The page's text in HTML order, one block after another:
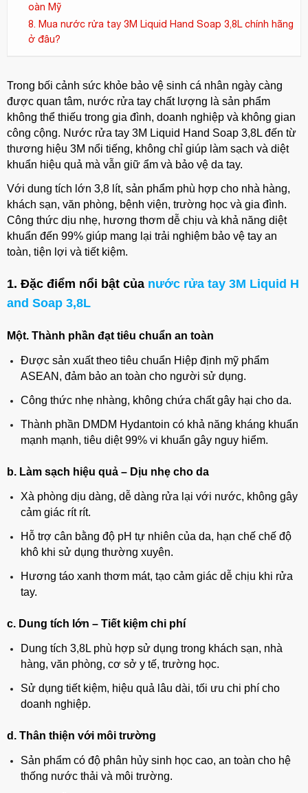
oàn Mỹ
8. Mua nước rửa tay 3M Liquid Hand Soap 3,8L chính hãng
ở đâu?
Trong bối cảnh sức khỏe bảo vệ sinh cá nhân ngày càng
được quan tâm, nước rửa tay chất lượng là sản phẩm
không thể thiếu trong gia đình, doanh nghiệp và không gian
công cộng. Nước rửa tay 3M Liquid Hand Soap 3,8L đến từ
thương hiệu 3M nổi tiếng, không chỉ giúp làm sạch và diệt
khuẩn hiệu quả mà vẫn giữ ẩm và bảo vệ da tay.
Với dung tích lớn 3,8 lít, sản phẩm phù hợp cho nhà hàng,
khách sạn, văn phòng, bệnh viện, trường học và gia đình.
Công thức dịu nhẹ, hương thơm dễ chịu và khả năng diệt
khuẩn đến 99% giúp mang lại trải nghiệm bảo vệ tay an
toàn, tiện lợi và tiết kiệm.
1. Đặc điểm nổi bật của nước rửa tay 3M Liquid H
and Soap 3,8L
Một. Thành phần đạt tiêu chuẩn an toàn
Được sản xuất theo tiêu chuẩn Hiệp định mỹ phẩm
ASEAN, đảm bảo an toàn cho người sử dụng.
Công thức nhẹ nhàng, không chứa chất gây hại cho da.
Thành phần DMDM Hydantoin có khả năng kháng khuẩn
mạnh mạnh, tiêu diệt 99% vi khuẩn gây nguy hiểm.
b. Làm sạch hiệu quả – Dịu nhẹ cho da
Xà phòng dịu dàng, dễ dàng rửa lại với nước, không gây
cảm giác rít rít.
Hỗ trợ cân bằng độ pH tự nhiên của da, hạn chế chế độ
khô khi sử dụng thường xuyên.
Hương táo xanh thơm mát, tạo cảm giác dễ chịu khi rửa
tay.
c. Dung tích lớn – Tiết kiệm chi phí
Dung tích 3,8L phù hợp sử dụng trong khách sạn, nhà
hàng, văn phòng, cơ sở y tế, trường học.
Sử dụng tiết kiệm, hiệu quả lâu dài, tối ưu chi phí cho
doanh nghiệp.
d. Thân thiện với môi trường
Sản phẩm có độ phân hủy sinh học cao, an toàn cho hệ
thống nước thải và môi trường.